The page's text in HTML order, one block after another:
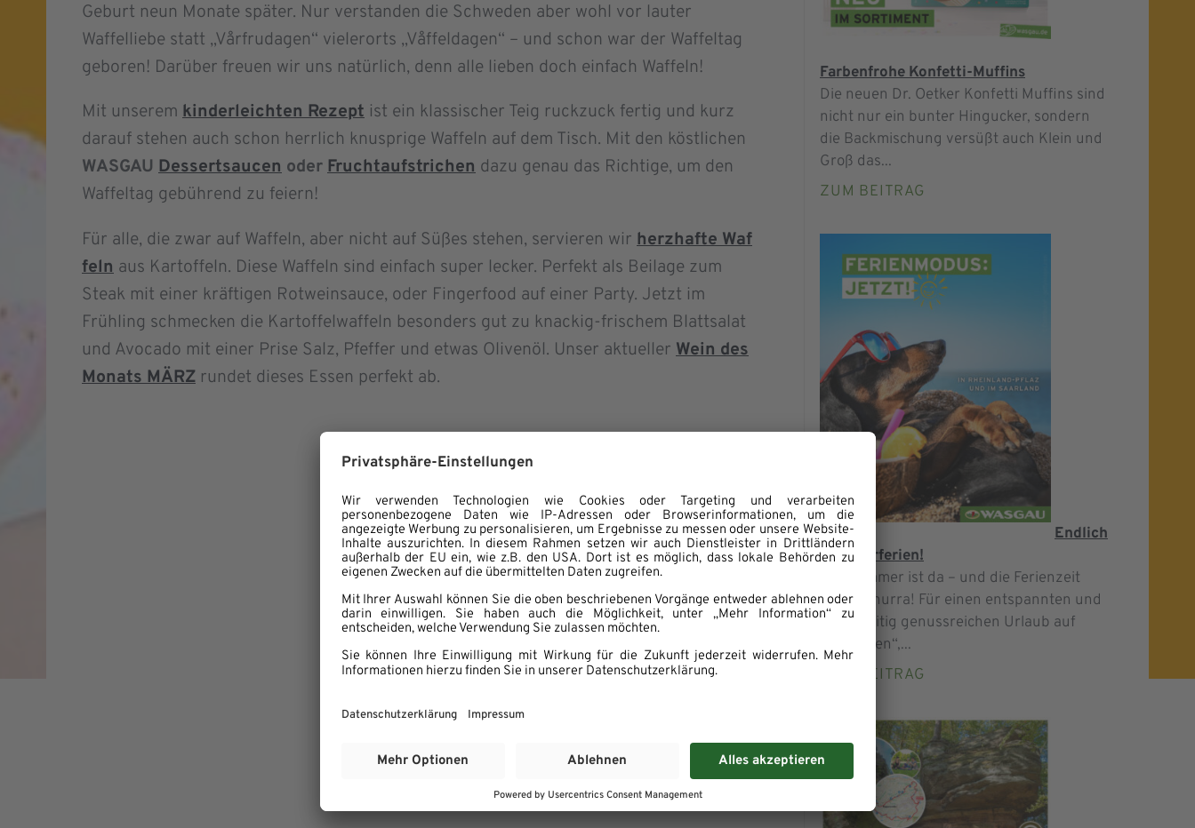
Geburt neun Monate später. Nur verstanden die Schweden aber wohl vor lauter
Waffelliebe statt „Vårfrudagen“ vielerorts „Våffeldagen“ – und schon war der Waffeltag
geboren! Darüber freuen wir uns natürlich, denn alle lieben doch einfach Waffeln!
Mit unserem kinderleichten Rezept ist ein klassischer Teig ruckzuck fertig und kurz
darauf stehen auch schon herrlich knusprige Waffeln auf dem Tisch. Mit den köstlichen
WASGAU Dessertsaucen oder Fruchtaufstrichen dazu genau das Richtige, um den
Waffeltag gebührend zu feiern!
Für alle, die zwar auf Waffeln, aber nicht auf Süßes stehen, servieren wir herzhafte Waf
feln aus Kartoffeln. Diese Waffeln sind einfach super lecker. Perfekt als Beilage zum
Steak mit einer kräftigen Rotweinsauce, oder Fingerfood auf einer Party. Jetzt im
Frühling schmecken die Kartoffelwaffeln besonders gut zu knackig-frischem Blattsalat
und Avocado mit einer Prise Salz, Pfeffer und etwas Olivenöl. Unser aktueller Wein des
Monats MÄRZ rundet dieses Essen perfekt ab.
Farbenfrohe Konfetti-Muffins
Die neuen Dr. Oetker Konfetti Muffins sind
nicht nur ein bunter Hingucker, sondern
die Backmischung versüßt auch Klein und
Groß das...
ZUM BEITRAG
Endlich
Sommerferien!
Der Sommer ist da – und die Ferienzeit
startet, hurra! Für einen entspannten und
gleichzeitig genussreichen Urlaub auf
„Balkonien“,...
ZUM BEITRAG